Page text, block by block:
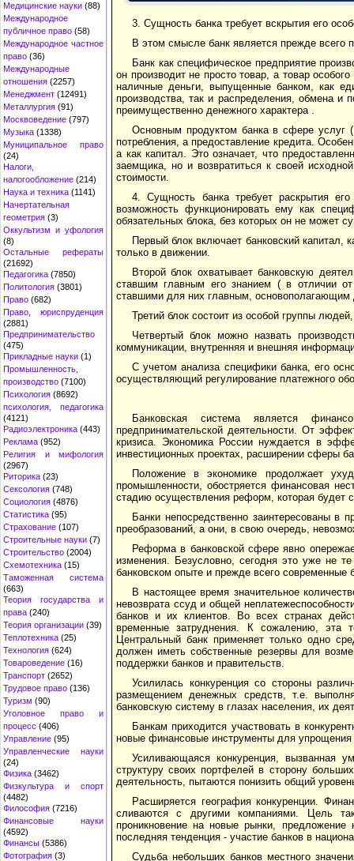
Медицинские науки (88)
Международное
публичное право (58)
Международное частное
право (36)
Международные
отношения (2257)
Менеджмент (12491)
Металлургия (91)
Москвоведение (797)
Музыка (1338)
Муниципальное право
(24)
Налоги,
налогообложение (214)
Наука и техника (1141)
Начертательная
геометрия (3)
Оккультизм и уфология
(8)
Остальные рефераты
(21692)
Педагогика (7850)
Политология (3801)
Право (682)
Право, юриспруденция
(2881)
Предпринимательство
(475)
Прикладные науки (1)
Промышленность,
производство (7100)
Психология (8692)
психология, педагогика
(4121)
Радиоэлектроника (443)
Реклама (952)
Религия и мифология
(2967)
Риторика (23)
Сексология (748)
Социология (4876)
Статистика (95)
Страхование (107)
Строительные науки (7)
Строительство (2004)
Схемотехника (15)
Таможенная система
(663)
Теория государства и
права (240)
Теория организации (39)
Теплотехника (25)
Технология (624)
Товароведение (16)
Транспорт (2652)
Трудовое право (136)
Туризм (90)
Уголовное право и
процесс (406)
Управление (95)
Управленческие науки
(24)
Физика (3462)
Физкультура и спорт
(4482)
Философия (7216)
Финансовые науки
(4592)
Финансы (5386)
Фотография (3)
3. Сущность банка требует вскрытия его
В этом смысле банк является прежде всего
Банк как специфическое предприятие
он производит не просто товар, а товар
наличные деньги, выпущенные банком, как
производства, так и распределения, обмена и
преимущественно денежного характера .
Основным продуктом банка в сфере услуг
потребления, а предоставление кредита.
а как капитал. Это означает, что
заемщика, но и возвратиться к своей
стоимости.
4. Сущность банка требует раскрытия
возможность функционировать ему как
обязательных блока, без которых он не может
Первый блок включает банковский
только в движении.
Второй блок охватывает банковскую
ставшим главным его знанием ( в отличии
ставшими для них главным, основополагающим
Третий блок состоит из особой группы
Четвертый блок можно назвать
коммуникации, внутренняя и внешняя
С учетом анализа специфики банка, его
осуществляющий регулирование платежного
Банковская система является
предпринимательской деятельности. От
кризиса. Экономика России нуждается в
инвестиционных проектах, расширении сферы
Положение в экономике продолжает
промышленности, обостряется финансовая
стадию осуществления реформ, которая будет
Банки непосредственно заинтересованы в
преобразований, а они, в свою очередь,
Реформа в банковской сфере явно
изменения. Безусловно, сегодня это уже не
банковском опыте и прежде всего современные
В настоящее время значительное
невозврата ссуд и общей
банков и их клиентов. Во всех странах
временные затруднения. К сожалению, эта
Центральный банк применяет только одно
должен иметь собственные резервы для
поддержки банков и правительств.
Усилилась конкуренция со стороны
размещением денежных средств, т.е.
банковскую систему в глазах населения, их
Банкам приходится участвовать в
новые финансовые инструменты для упрощения
Усиливающаяся конкуренция, вызванная
структуру своих портфелей в сторону
деятельность, пытаются понизить общий
Расширяется география конкуренции.
сливаются с другими компаниями. Цель
проникновение на новые рынки, предложение
последняя тенденция - участие банков в
Судьба небольших банков местного